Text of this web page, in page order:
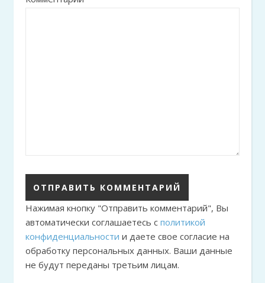
Нажимая кнопку "Отправить комментарий", Вы
автоматически соглашаетесь с политикой
конфиденциальности и даете свое согласие на
обработку персональных данных. Ваши данные
не будут переданы третьим лицам.